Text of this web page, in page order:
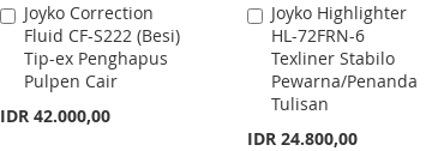
Joyko Correction
Fluid CF-S222 (Besi)
Tip-ex Penghapus
Pulpen Cair
IDR 42.000,00
Add
to
Cart
Joyko Highlighter
HL-72FRN-6
Texliner Stabilo
Pewarna/Penanda
Tulisan
IDR 24.800,00
Add
to
Cart